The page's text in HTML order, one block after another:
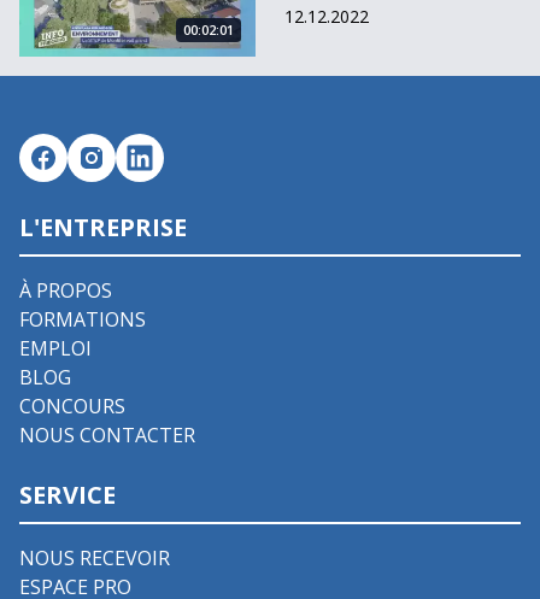
00:02:01
12.12.2022
L'ENTREPRISE
À PROPOS
FORMATIONS
EMPLOI
BLOG
CONCOURS
NOUS CONTACTER
SERVICE
NOUS RECEVOIR
ESPACE PRO